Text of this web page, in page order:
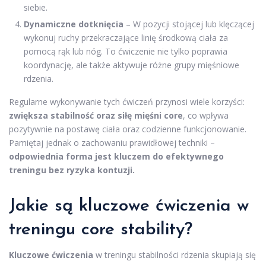
siebie.
Dynamiczne dotknięcia – W pozycji stojącej lub klęczącej
wykonuj ruchy przekraczające linię środkową ciała za
pomocą rąk lub nóg. To ćwiczenie nie tylko poprawia
koordynację, ale także aktywuje różne grupy mięśniowe
rdzenia.
Regularne wykonywanie tych ćwiczeń przynosi wiele korzyści:
zwiększa stabilność oraz siłę mięśni core, co wpływa
pozytywnie na postawę ciała oraz codzienne funkcjonowanie.
Pamiętaj jednak o zachowaniu prawidłowej techniki –
odpowiednia forma jest kluczem do efektywnego
treningu bez ryzyka kontuzji.
Jakie są kluczowe ćwiczenia w
treningu core stability?
Kluczowe ćwiczenia w treningu stabilności rdzenia skupiają się